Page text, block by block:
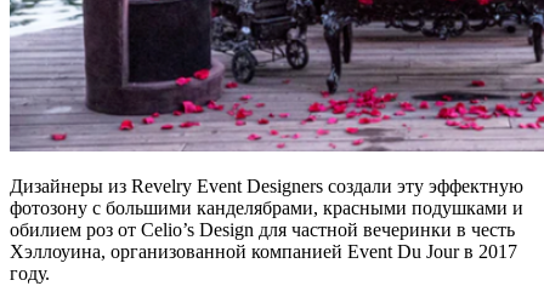
Дизайнеры из Revelry Event Designers создали эту эффектную
фотозону с большими канделябрами, красными подушками и
обилием роз от Celio’s Design для частной вечеринки в честь
Хэллоуина, организованной компанией Event Du Jour в 2017
году.